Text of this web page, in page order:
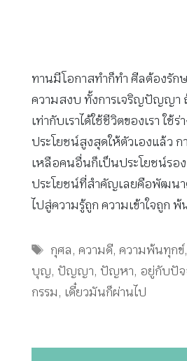
ทานมีโอกาสทำก็ทำ ศีลต้องรัก
ความสงบ ทั้งการเจริญปัญญา ถ้
เท่ากับเราได้ใช้ชีวิตของเรา ใช้ร่
ประโยชน์สูงสุดให้ตัวเองแล้ว ก
เหลือคนอื่นก็เป็นประโยชน์รอ
ประโยชน์ที่สำคัญเลยคือพัฒนา
ไปสู่ความรู้ถูก ความเข้าใจถูก พ้
Tags
กุศล,ความดี,ความพ้นทุกข์
บุญ, ปัญญา, ปัญหา, อยู่กับปั
กรรม, เดี๋ยวมันก็ผ่านไป